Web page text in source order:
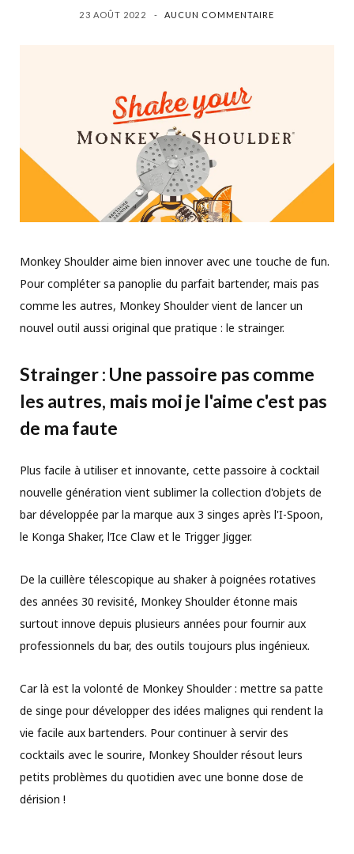
23 AOÛT 2022 AUCUN COMMENTAIRE
Monkey Shoulder aime bien innover avec une touche de fun.
Pour compléter sa panoplie du parfait bartender, mais pas
comme les autres, Monkey Shoulder vient de lancer un
nouvel outil aussi original que pratique : le strainger.
Strainger : Une passoire pas comme
les autres, mais moi je l'aime c'est pas
de ma faute
Plus facile à utiliser et innovante, cette passoire à cocktail
nouvelle génération vient sublimer la collection d'objets de
bar développée par la marque aux 3 singes après l'I-Spoon,
le Konga Shaker, l’Ice Claw et le Trigger Jigger.
De la cuillère télescopique au shaker à poignées rotatives
des années 30 revisité, Monkey Shoulder étonne mais
surtout innove depuis plusieurs années pour fournir aux
professionnels du bar, des outils toujours plus ingénieux.
Car là est la volonté de Monkey Shoulder : mettre sa patte
de singe pour développer des idées malignes qui rendent la
vie facile aux bartenders. Pour continuer à servir des
cocktails avec le sourire, Monkey Shoulder résout leurs
petits problèmes du quotidien avec une bonne dose de
dérision !